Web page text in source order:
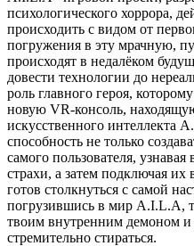
психологического хоррора,
происходить с видом от
погружения в эту мрачную,
происходят в недалёком
довести технологии до
роль главного героя,
новую VR-консоль,
искусственного интеллекта
способность не только
самого пользователя,
страхи, а затем подключая
готов столкнуться с самой
погрузившись в мир A.I.L.A,
твоим внутренним демоном и
стремительно стираться.